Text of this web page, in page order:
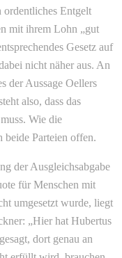
ordentliches Entgelt
mit ihrem Lohn „gut
Gesetz auf
nicht näher aus. An
der Aussage Oellers
also, dass das
Wie die
beide Parteien offen.
der Ausgleichsabgabe
für Menschen mit
umgesetzt wurde, liegt
„Hier hat Hubertus
dort genau an